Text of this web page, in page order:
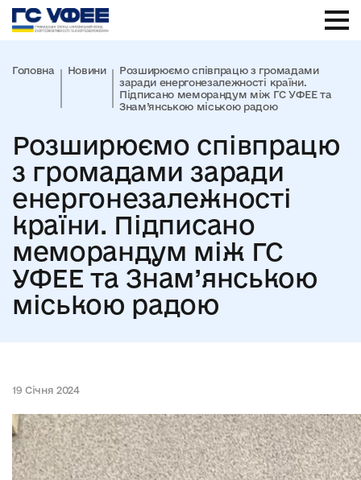
Головна Новини
Розширюємо співпрацю з громадами
заради енергонезалежності країни.
Підписано меморандум між ГС УФЕЕ та
Знам’янською міською радою
Розширюємо співпрацю
з громадами заради
енергонезалежності
країни. Підписано
меморандум між ГС
УФЕЕ та Знам’янською
міською радою
19 Січня 2024